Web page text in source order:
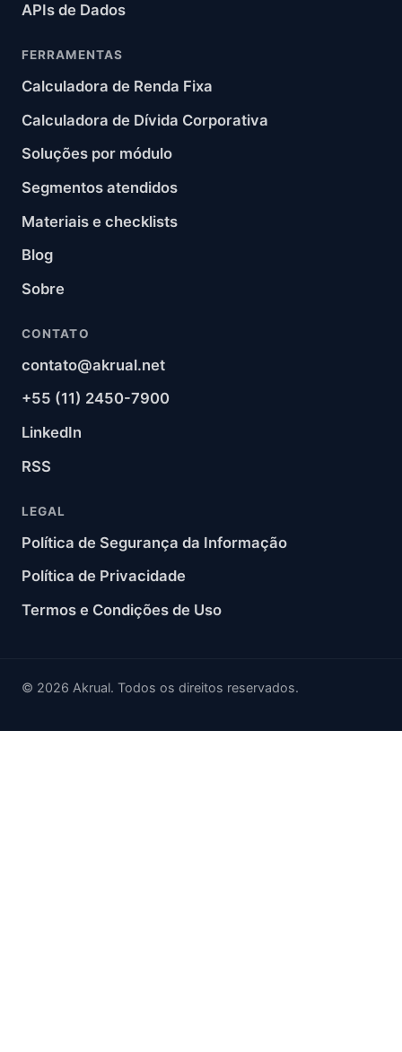
APIs de Dados
FERRAMENTAS
Calculadora de Renda Fixa
Calculadora de Dívida Corporativa
Soluções por módulo
Segmentos atendidos
Materiais e checklists
Blog
Sobre
CONTATO
contato@akrual.net
+55 (11) 2450-7900
LinkedIn
RSS
LEGAL
Política de Segurança da Informação
Política de Privacidade
Termos e Condições de Uso
© 2026 Akrual. Todos os direitos reservados.